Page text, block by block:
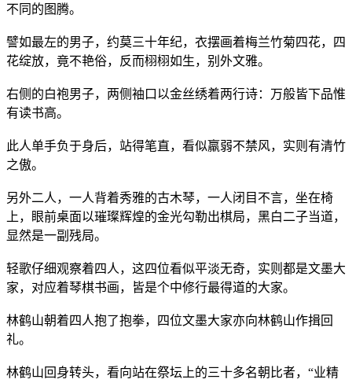
不同的图腾。
譬如最左的男子，约莫三十年纪，衣摆画着梅兰竹菊四花，四
花绽放，竟不艳俗，反而栩栩如生，别外文雅。
右侧的白袍男子，两侧袖口以金丝绣着两行诗：万般皆下品惟
有读书高。
此人单手负于身后，站得笔直，看似羸弱不禁风，实则有清竹
之傲。
另外二人，一人背着秀雅的古木琴，一人闭目不言，坐在椅
上，眼前桌面以璀璨辉煌的金光勾勒出棋局，黑白二子当道，
显然是一副残局。
轻歌仔细观察着四人，这四位看似平淡无奇，实则都是文墨大
家，对应着琴棋书画，皆是个中修行最得道的大家。
林鹤山朝着四人抱了抱拳，四位文墨大家亦向林鹤山作揖回
礼。
林鹤山回身转头，看向站在祭坛上的三十多名朝比者，“业精